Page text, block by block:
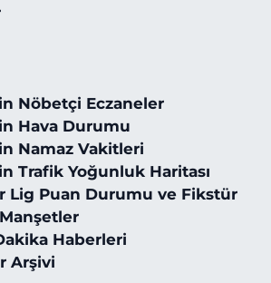
Nöbetçi Eczaneler
Hava Durumu
Namaz Vakitleri
Trafik Yoğunluk Haritası
Lig Puan Durumu ve Fikstür
Haberleri
Arşivi